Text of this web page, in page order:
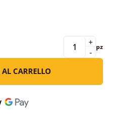
-
+ pz
CARRELLO